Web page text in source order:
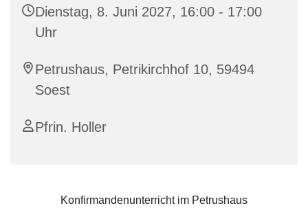
Dienstag, 8. Juni 2027, 16:00 - 17:00
Uhr
Petrushaus, Petrikirchhof 10, 59494
Soest
Pfrin. Holler
Konfirmandenunterricht im Petrushaus